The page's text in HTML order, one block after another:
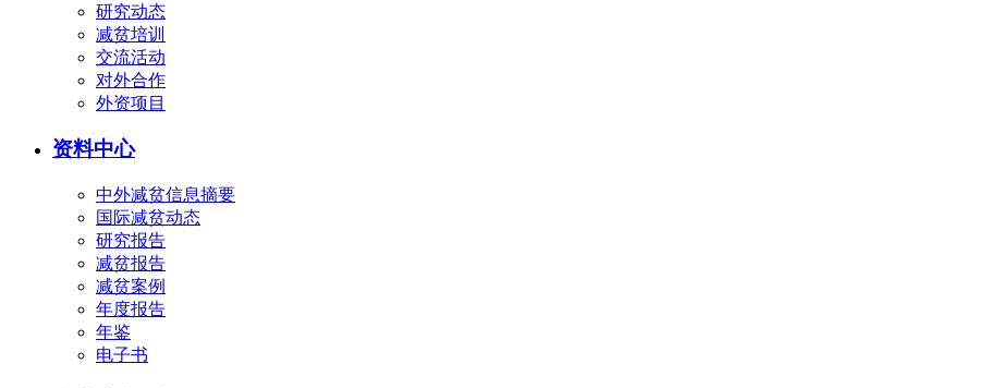
研究动态
减贫培训
交流活动
对外合作
外资项目
资料中心
中外减贫信息摘要
国际减贫动态
研究报告
减贫报告
减贫案例
年度报告
年鉴
电子书